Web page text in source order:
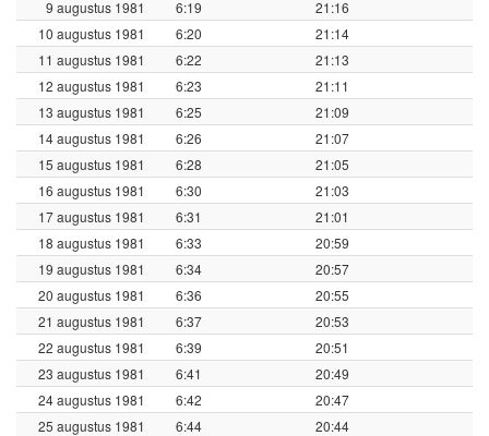
9 augustus 1981 6:19
21:16
10 augustus 1981
6:20
21:14
11 augustus 1981
6:22
21:13
12 augustus 1981
6:23
21:11
13 augustus 1981
6:25
21:09
14 augustus 1981
6:26
21:07
15 augustus 1981
6:28
21:05
16 augustus 1981
6:30
21:03
17 augustus 1981
6:31
21:01
18 augustus 1981
6:33
20:59
19 augustus 1981
6:34
20:57
20 augustus 1981
6:36
20:55
21 augustus 1981
6:37
20:53
22 augustus 1981
6:39
20:51
23 augustus 1981
6:41
20:49
24 augustus 1981
6:42
20:47
25 augustus 1981
6:44
20:44